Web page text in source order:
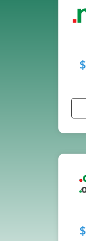
$
$